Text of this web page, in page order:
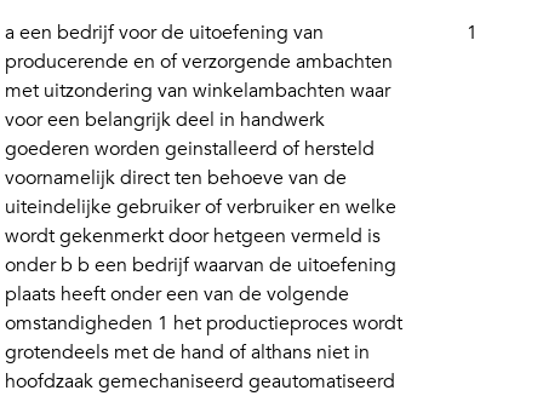
a een bedrijf voor de uitoefening van
producerende en of verzorgende ambachten
met uitzondering van winkelambachten waar
voor een belangrijk deel in handwerk
goederen worden geinstalleerd of hersteld
voornamelijk direct ten behoeve van de
uiteindelijke gebruiker of verbruiker en welke
wordt gekenmerkt door hetgeen vermeld is
onder b b een bedrijf waarvan de uitoefening
plaats heeft onder een van de volgende
omstandigheden 1 het productieproces wordt
grotendeels met de hand of althans niet in
hoofdzaak gemechaniseerd geautomatiseerd
1